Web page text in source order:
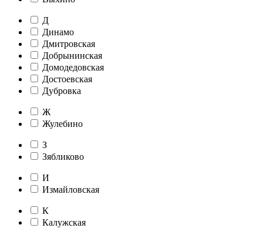
Д
Динамо
Дмитровская
Добрынинская
Домодедовская
Достоевская
Дубровка
Ж
Жулебино
З
Зябликово
И
Измайловская
К
Калужская